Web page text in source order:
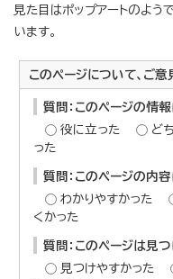
見た目はポップアートのよう
います。
このページについて、ご
質問：このページの情
役に立った
ど
った
質問：このページの内
わかりやすかった
くかった
質問：このページは見
見つけやすかった